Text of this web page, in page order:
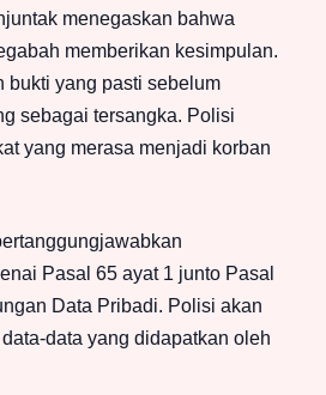
menegaskan bahwa
memberikan kesimpulan.
bukti yang pasti sebelum
sebagai tersangka. Polisi
yang merasa menjadi korban
Pasal 65 ayat 1 junto Pasal
Data Pribadi. Polisi akan
data yang didapatkan oleh